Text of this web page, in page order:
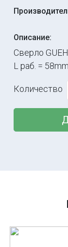
Описание:
Сверло
L раб. =
Количество